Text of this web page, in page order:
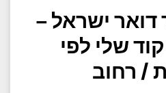
דואר ישראל –
שלי לפי
/ רחוב